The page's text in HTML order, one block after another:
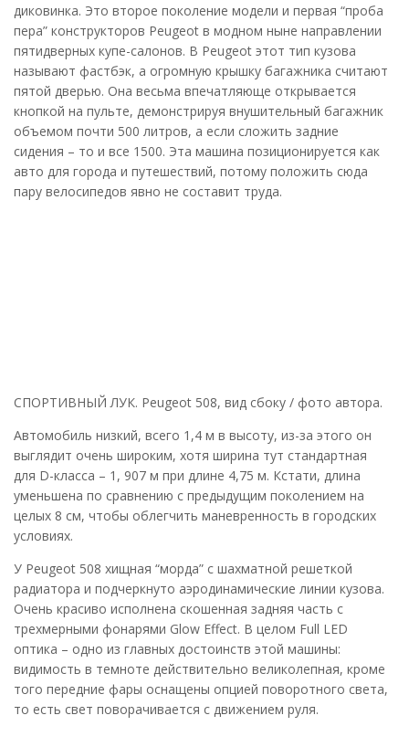
диковинка. Это второе поколение модели и первая “проба
пера” конструкторов Peugeot в модном ныне направлении
пятидверных купе-салонов. В Peugeot этот тип кузова
называют фастбэк, а огромную крышку багажника считают
пятой дверью. Она весьма впечатляюще открывается
кнопкой на пульте, демонстрируя внушительный багажник
объемом почти 500 литров, а если сложить задние
сидения – то и все 1500. Эта машина позиционируется как
авто для города и путешествий, потому положить сюда
пару велосипедов явно не составит труда.
СПОРТИВНЫЙ ЛУК. Peugeot 508, вид сбоку / фото автора.
Автомобиль низкий, всего 1,4 м в высоту, из-за этого он
выглядит очень широким, хотя ширина тут стандартная
для D-класса – 1, 907 м при длине 4,75 м. Кстати, длина
уменьшена по сравнению с предыдущим поколением на
целых 8 см, чтобы облегчить маневренность в городских
условиях.
У Peugeot 508 хищная “морда” с шахматной решеткой
радиатора и подчеркнуто аэродинамические линии кузова.
Очень красиво исполнена скошенная задняя часть с
трехмерными фонарями Glow Effect. В целом Full LED
оптика – одно из главных достоинств этой машины:
видимость в темноте действительно великолепная, кроме
того передние фары оснащены опцией поворотного света,
то есть свет поворачивается с движением руля.